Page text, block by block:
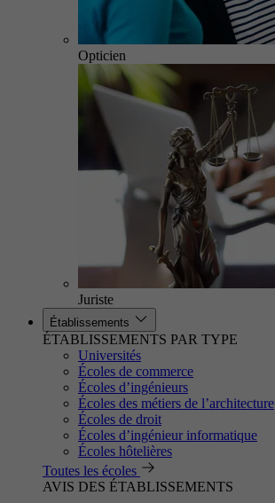
Opticien
Juriste
Établissements
ÉTABLISSEMENTS PAR TYPE
Universités
Écoles de commerce
Écoles d’ingénieurs
Écoles des métiers de l’architecture
Écoles de droit
Écoles d’ingénieur informatique
Écoles hôtelières
Toutes les écoles
AVIS DES ÉTABLISSEMENTS